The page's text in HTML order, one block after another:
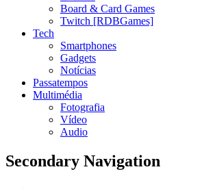
Board & Card Games
Twitch [RDBGames]
Tech
Smartphones
Gadgets
Notícias
Passatempos
Multimédia
Fotografia
Vídeo
Audio
Secondary Navigation